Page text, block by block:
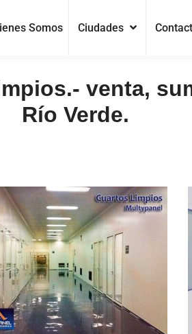
Somos Ciudades
venta,
Río Verde.